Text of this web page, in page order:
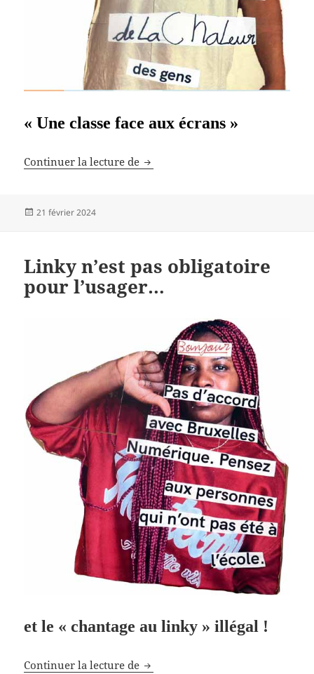
« Une classe face aux écrans »
Continuer la lecture de « Et si on levait les yeux ? »
Publié
21 février 2024
Linky n’est pas obligatoire
pour l’usager…
et le « chantage au linky » illégal !
Continuer la lecture de Linky n’est pas obligatoire pour